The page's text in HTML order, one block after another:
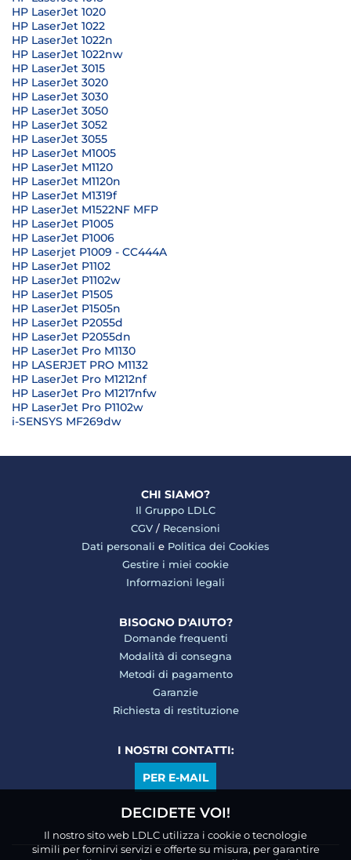
HP LaserJet 1020
HP LaserJet 1022
HP LaserJet 1022n
HP LaserJet 1022nw
HP LaserJet 3015
HP LaserJet 3020
HP LaserJet 3030
HP LaserJet 3050
HP LaserJet 3052
HP LaserJet 3055
HP LaserJet M1005
HP LaserJet M1120
HP LaserJet M1120n
HP LaserJet M1319f
HP LaserJet M1522NF MFP
HP LaserJet P1005
HP LaserJet P1006
HP Laserjet P1009 - CC444A
HP LaserJet P1102
HP LaserJet P1102w
HP LaserJet P1505
HP LaserJet P1505n
HP LaserJet P2055d
HP LaserJet P2055dn
HP LaserJet Pro M1130
HP LASERJET PRO M1132
HP LaserJet Pro M1212nf
HP LaserJet Pro M1217nfw
HP LaserJet Pro P1102w
i-SENSYS MF269dw
CHI SIAMO?
Il Gruppo LDLC
CGV / Recensioni
Dati personali e Politica dei Cookies
Gestire i miei cookie
Informazioni legali
BISOGNO D'AIUTO?
Domande frequenti
Modalità di consegna
Metodi di pagamento
Garanzie
Richiesta di restituzione
I NOSTRI CONTATTI:
PER E-MAIL
DECIDETE VOI!
Il nostro sito web LDLC utilizza i cookie o tecnologie
simili per fornirvi servizi e offerte su misura, per garantire